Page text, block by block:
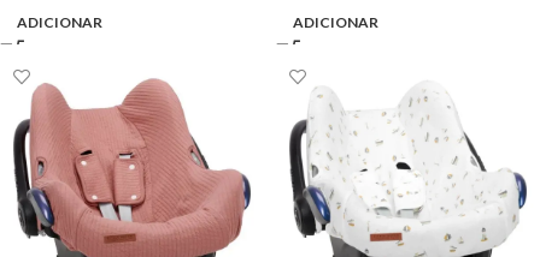
ADICIONAR ADICIONAR